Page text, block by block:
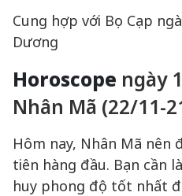
Cung hợp với Bọ Cạp
Dương
Horoscope ngày
Nhân Mã (22/11-
Hôm nay, Nhân Mã nên
tiên hàng đầu. Bạn cần
huy phong độ tốt nhất